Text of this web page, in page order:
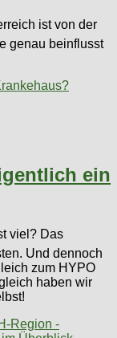
ist von der
genau beinflusst
ein
viel? Das
Und dennoch
zum HYPO
haben wir